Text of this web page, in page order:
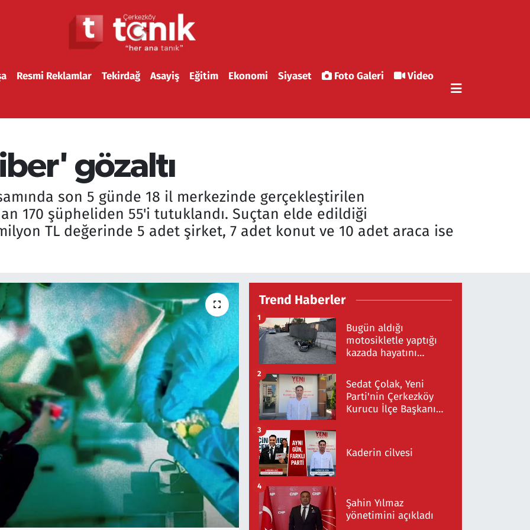
Resmi Reklamlar Tekirdağ Asayiş Eğitim Ekonomi Siyaset Foto Galeri
Video
gözaltı
son 5 günde 18 il merkezinde gerçekleştirilen
170 şüpheliden 55'i tutuklandı. Suçtan elde edildiği
TL değerinde 5 adet şirket, 7 adet konut ve 10 adet araca ise
Trend Haberler
Bugün aldığı
motosikletle yaptığı
kazada hayatını
1
Sedat Çolak, Yeni
Parti'nin Çerkezköy
Kurucu İlçe Başkanı
2
Kaderin cilvesi
3
Şahin Yılmaz
yönetimini açıkladı
4